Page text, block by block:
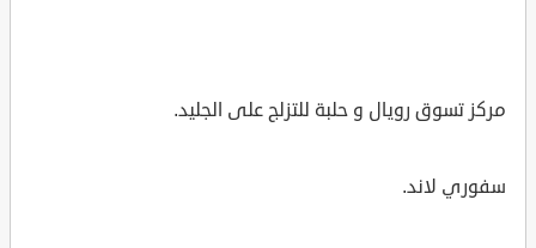
مركز تسوق رويال و حلبة للتزلج على الجليد.
سفوري لاند.